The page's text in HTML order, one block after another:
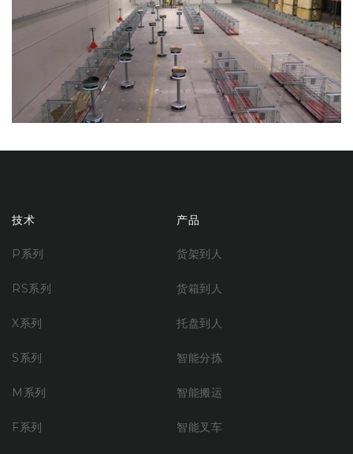
技术
P系列
RS系列
X系列
S系列
M系列
F系列
产品
货架到人
货箱到人
托盘到人
智能分拣
智能搬运
智能叉车